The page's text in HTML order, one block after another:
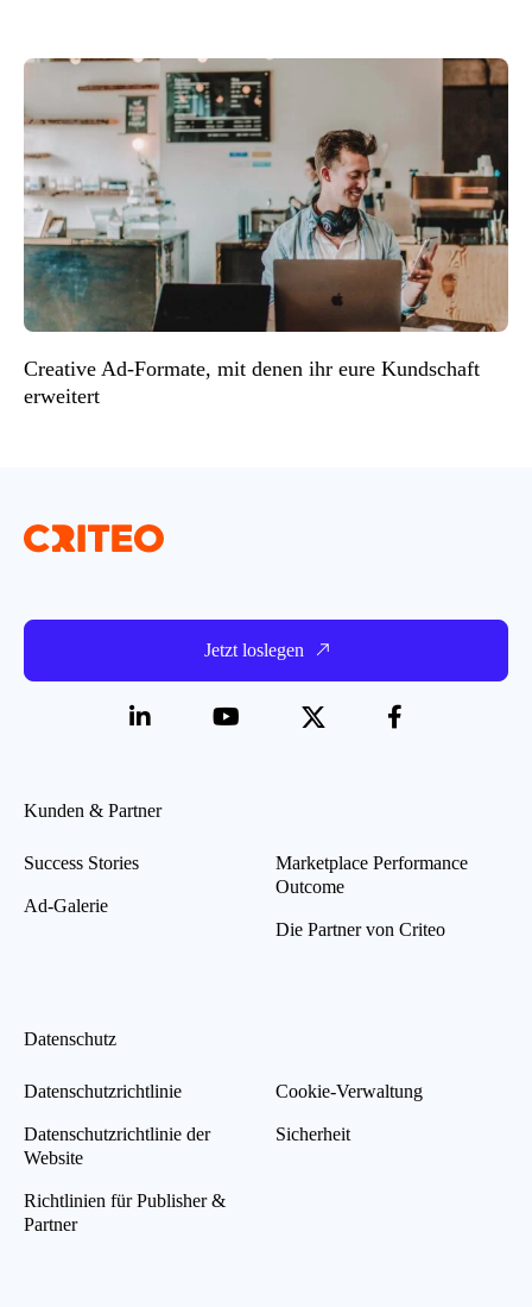
Creative Ad-Formate, mit denen ihr eure Kundschaft
erweitert
Jetzt loslegen
Kunden & Partner
Success Stories
Ad-Galerie
Marketplace Performance
Outcome
Die Partner von Criteo
Datenschutz
Datenschutzrichtlinie
Datenschutzrichtlinie der
Website
Richtlinien für Publisher &
Partner
Cookie-Verwaltung
Sicherheit